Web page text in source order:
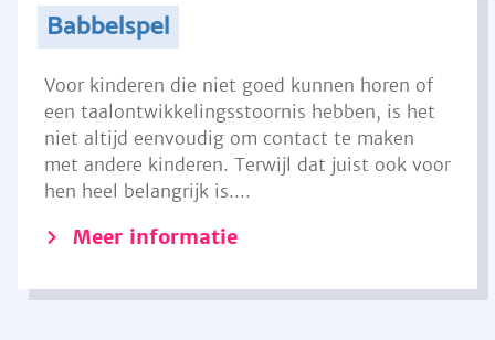
Babbelspel
Voor kinderen die niet goed kunnen horen of
een taalontwikkelingsstoornis hebben, is het
niet altijd eenvoudig om contact te maken
met andere kinderen. Terwijl dat juist ook voor
hen heel belangrijk is....
Meer informatie